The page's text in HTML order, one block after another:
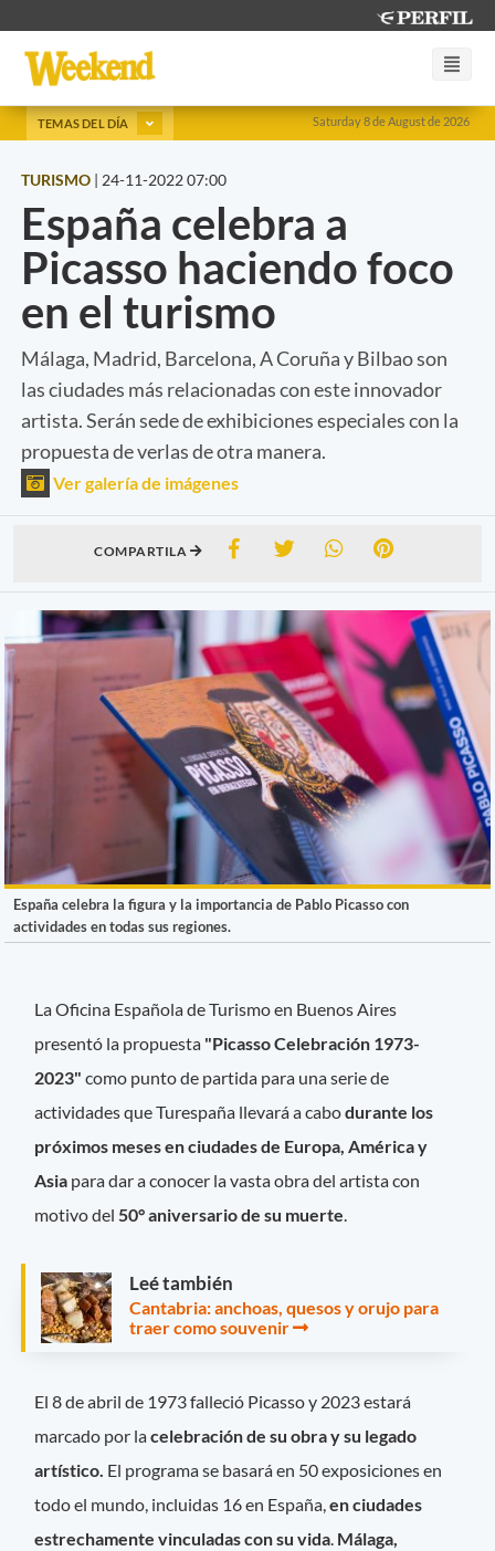
Saturday 8 de August de 2026
TEMAS DEL DÍA
TURISMO | 24-11-2022 07:00
España celebra a
Picasso haciendo foco
en el turismo
Málaga, Madrid, Barcelona, A Coruña y Bilbao son
las ciudades más relacionadas con este innovador
artista. Serán sede de exhibiciones especiales con la
propuesta de verlas de otra manera.
Ver galería de imágenes
COMPARTILA
España celebra la figura y la importancia de Pablo Picasso con
actividades en todas sus regiones.
La Oficina Española de Turismo en Buenos Aires
presentó la propuesta "Picasso Celebración 1973-
2023" como punto de partida para una serie de
actividades que Turespaña llevará a cabodurante los
próximos meses en ciudades de Europa, América y
Asia para dar a conocer la vasta obra del artista con
motivo del 50° aniversario de su muerte
Leé también
Cantabria: anchoas, quesos y orujo para
traer como souvenir
El 8 de abril de 1973 falleció Picasso y 2023 estará
marcado por lacelebración de su obra y su legado
artístico. El programa se basará en 50 exposiciones en
todo el mundo, incluidas 16 en España,en ciudades
estrechamente vinculadas con su vida. Málaga,